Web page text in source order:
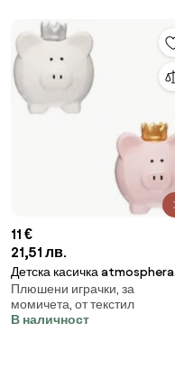
11 €
21,51 лв.
Детска касичка atmosphera
Piggy, 14.5 cm
Плюшени играчки, за
момичета, от текстил
В наличност